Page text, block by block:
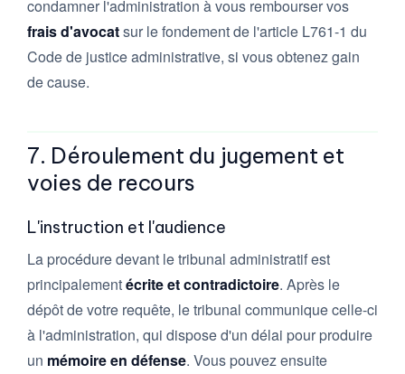
condamner l'administration à vous rembourser vos
frais d'avocatsur le fondement de l'article L761-1 du
Code de justice administrative, si vous obtenez gain
de cause.
7. Déroulement du jugement et
voies de recours
L'instruction et l'audience
La procédure devant le tribunal administratif est
principalementécrite et contradictoire. Après le
dépôt de votre requête, le tribunal communique celle-ci
à l'administration, qui dispose d'un délai pour produire
un mémoire en défense. Vous pouvez ensuite